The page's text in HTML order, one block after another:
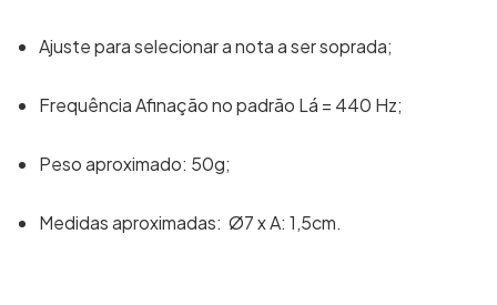
Ajuste para selecionar a nota a ser soprada;
Frequência Afinação no padrão Lá = 440 Hz;
Peso aproximado: 50g;
Medidas aproximadas: Ø7 x A: 1,5cm.